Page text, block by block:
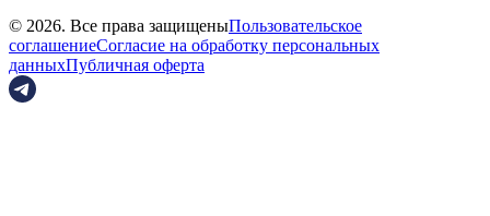
© 2026. Все права защищеныПользовательское
соглашениеСогласие на обработку персональных
данныхПубличная оферта